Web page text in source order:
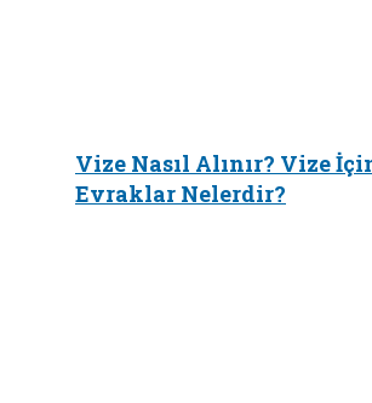
Vize Nasıl Alınır? Vize
Evraklar Nelerdir?